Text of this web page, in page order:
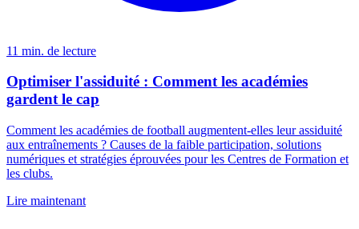
11 min. de lecture
Optimiser l'assiduité : Comment les académies
gardent le cap
Comment les académies de football augmentent-elles leur assiduité
aux entraînements ? Causes de la faible participation, solutions
numériques et stratégies éprouvées pour les Centres de Formation et
les clubs.
Lire maintenant